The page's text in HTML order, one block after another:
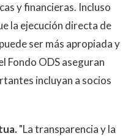
y financieras. Incluso
la ejecución directa de
ser más apropiada y
Fondo ODS aseguran
incluyan a socios
"La transparencia y la